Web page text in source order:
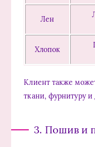
Лен
Хлопок
Клиент также
ткани, фурнитуру и
3. Пошив и